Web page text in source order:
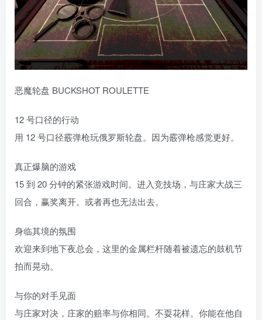
恶魔轮盘 BUCKSHOT ROULETTE
12 号口径的行动
用 12 号口径霰弹枪玩俄罗斯轮盘。因为霰弹枪感觉更好。
真正爆脑的游戏
15 到 20 分钟的紧张游戏时间。进入竞技场，与庄家大战三
回合，赢奖离开。或者再也无法出去。
身临其境的氛围
欢迎来到地下夜总会，这里的金属栏杆随着被遗忘的鼓机节
拍而晃动。
与你的对手见面
与庄家对决，庄家的赔率与你相同。不耍花样。你能在他自